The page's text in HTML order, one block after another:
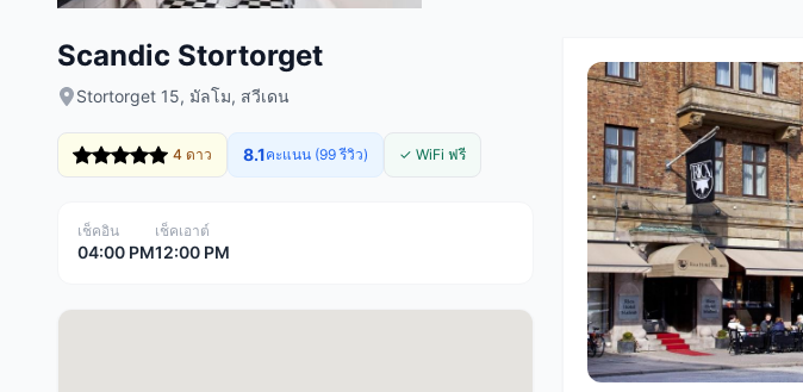
Scandic Stortorget
Stortorget 15, มัลโม, สวีเดน
4 ดาว 8.1คะแนน (99 รีวิว) ✓ WiFi ฟรี
เช็คอิน
04:00 PM
เช็คเอาต์
12:00 PM